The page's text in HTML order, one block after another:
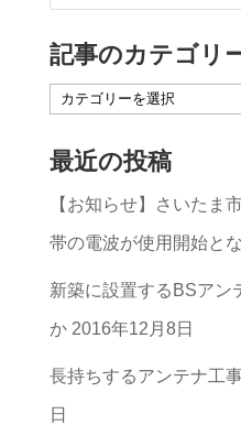
記事のカテゴリ
記
の
カ
テ
ゴ
リ
ー
一
最近の投稿
【お知らせ】さいたま
帯の電波が使用開始と
新築に設置するBSアン
か 2016年12月8日
長持ちするアンテナ工
日